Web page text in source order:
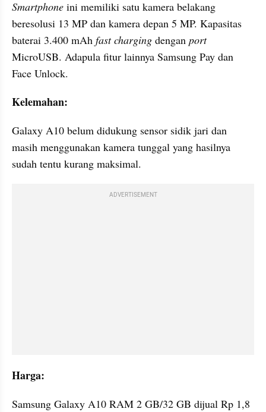
Smartphone ini memiliki satu kamera belakang
beresolusi 13 MP dan kamera depan 5 MP. Kapasitas
baterai 3.400 mAh fast charging dengan
port
MicroUSB. Adapula fitur lainnya Samsung Pay dan
Face Unlock.
Kelemahan:
Galaxy A10 belum didukung sensor sidik jari dan
masih menggunakan kamera tunggal yang hasilnya
sudah tentu kurang maksimal.
ADVERTISEMENT
Harga:
Samsung Galaxy A10 RAM 2 GB/32 GB dijual Rp 1,8